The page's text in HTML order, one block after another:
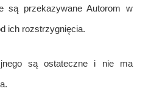
są przekazywane Autorom w
ich rozstrzygnięcia.
są ostateczne i nie ma